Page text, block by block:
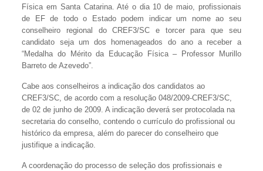
Física em Santa Catarina. Até o dia 10 de maio, profissionais
de EF de todo o Estado podem indicar um nome ao seu
conselheiro regional do CREF3/SC e torcer para que seu
candidato seja um dos homenageados do ano a receber a
“Medalha do Mérito da Educação Física – Professor Murillo
Barreto de Azevedo”.
Cabe aos conselheiros a indicação dos candidatos ao
CREF3/SC, de acordo com a resolução 048/2009-CREF3/SC,
de 02 de junho de 2009. A indicação deverá ser protocolada na
secretaria do conselho, contendo o currículo do profissional ou
histórico da empresa, além do parecer do conselheiro que
justifique a indicação.
A coordenação do processo de seleção dos profissionais e